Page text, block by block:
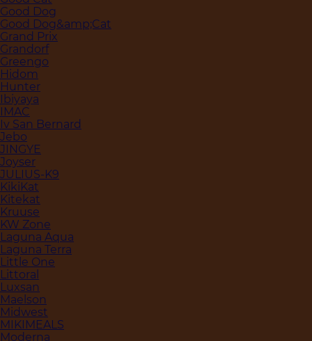
Good Dog
Good Dog&amp;Cat
Grand Prix
Grandorf
Greengo
Hidom
Hunter
Ibiyaya
IMAC
Iv San Bernard
Jebo
JINGYE
Joyser
JULIUS-K9
KikiKat
Kitekat
Kruuse
KW Zone
Laguna Aqua
Laguna Terra
Little One
Littoral
Luxsan
Maelson
Midwest
MIKIMEALS
Moderna